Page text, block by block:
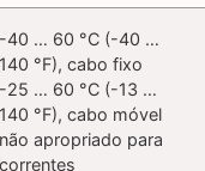
-40 … 60 °C (-40 …
140 °F), cabo fixo
-25 … 60 °C (-13 …
140 °F), cabo móvel
não apropriado para
correntes